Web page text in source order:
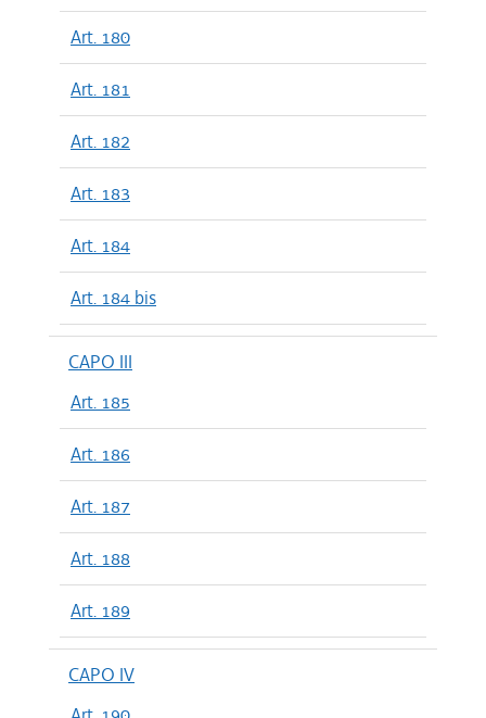
Art. 180
Art. 181
Art. 182
Art. 183
Art. 184
Art. 184 bis
CAPO III
Art. 185
Art. 186
Art. 187
Art. 188
Art. 189
CAPO IV